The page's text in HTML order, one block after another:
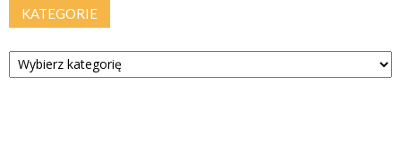
KATEGORIE
Kategorie